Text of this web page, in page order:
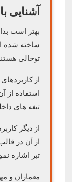
آشنایی
بهتر است
ساخته شده
توخالی
از
استفاده از
تیغه های
از دیگر
از آن در
تیر اشاره
معماران و